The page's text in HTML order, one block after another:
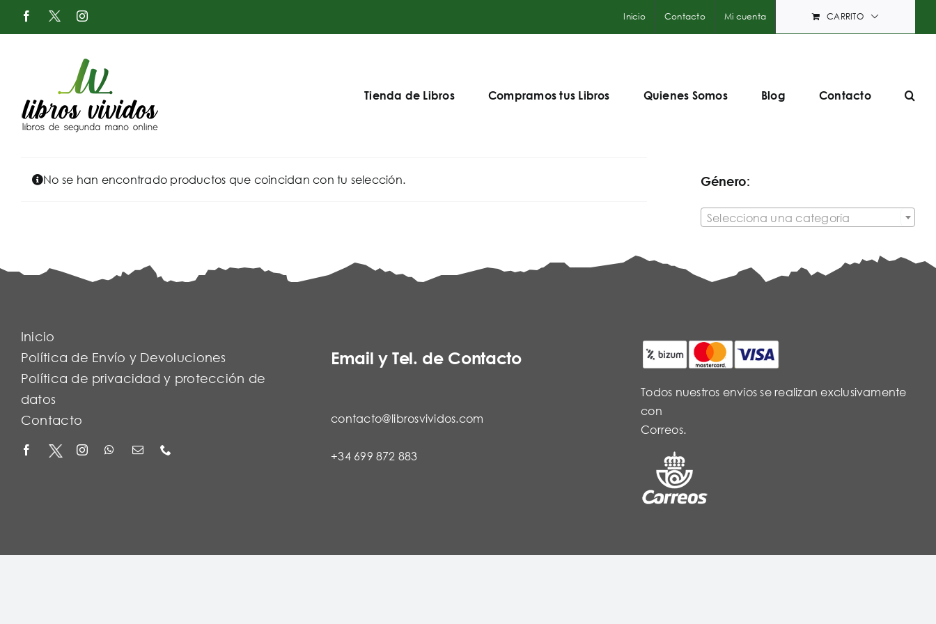
Saltar
Facebook
X
Twitter
Instagram Inicio Contacto Mi cuenta CARRITO
Tienda de Libros Compramos tus Libros Quienes Somos Blog Contacto
No se han encontrado productos que coincidan con tu selección. Género:
Selecciona una categoría
Inicio
Política de Envío y Devoluciones
Política de privacidad y protección de
datos
Contacto
Email y Tel. de Contacto
contacto@librosvividos.com
+34 699 872 883
Todos nuestros envíos se realizan exclusivamente
con
Correos.